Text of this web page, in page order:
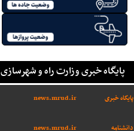
پایگاه خبری وزارت راه و شهرسازی
پایگاه خبری news.mrud.ir
دانشنامه
news.mrud.ir